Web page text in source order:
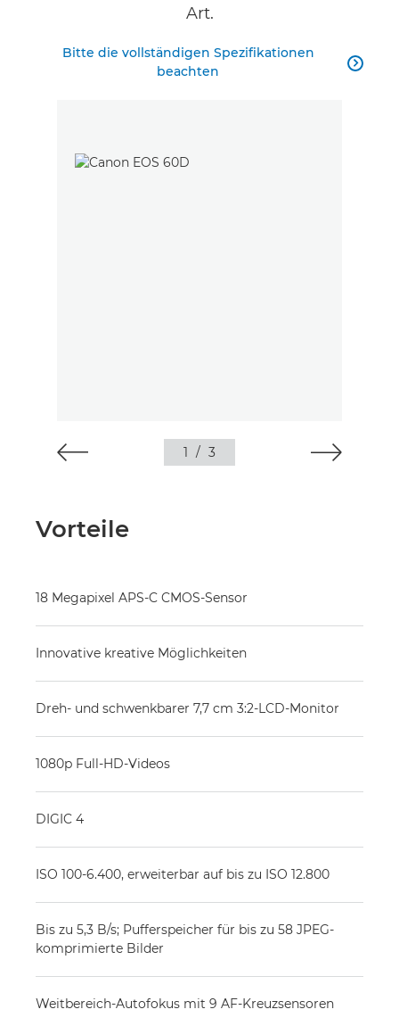
Art.
Bitte die vollständigen Spezifikationen
beachten

1 / 3
Vorteile
18 Megapixel APS-C CMOS-Sensor
Innovative kreative Möglichkeiten
Dreh- und schwenkbarer 7,7 cm 3:2-LCD-Monitor
1080p Full-HD-Videos
DIGIC 4
ISO 100-6.400, erweiterbar auf bis zu ISO 12.800
Bis zu 5,3 B/s; Pufferspeicher für bis zu 58 JPEG-
komprimierte Bilder
Weitbereich-Autofokus mit 9 AF-Kreuzsensoren